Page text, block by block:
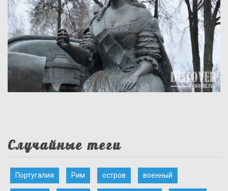
Случайные теги
Португалия Рим остров военный